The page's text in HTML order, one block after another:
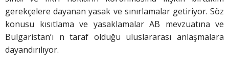
gerekçelere dayanan yasak ve sınırlamalar getiriyor. Söz
konusu kısıtlama ve yasaklamalar AB mevzuatına ve
Bulgaristan’ı n taraf olduğu uluslararası anlaşmalara
dayandırılıyor.